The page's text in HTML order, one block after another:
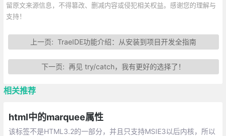
留原文来源信息，不得篡改、删减内容或侵犯相关权益。感谢您的理解与
支持！
上一页:TraeIDE功能介绍：从安装到项目开发全指南
下一页:再见 try/catch，我有更好的选择了！
相关推荐
html中的marquee属性
该标签不是HTML3.2的一部分，并且只支持MSIE3以后内核，所以